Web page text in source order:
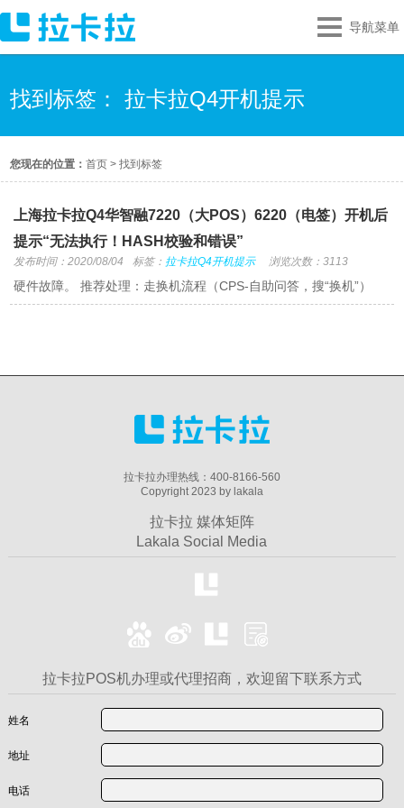
导航菜单
找到标签： 拉卡拉Q4开机提示
您现在的位置：首页 >找到标签
上海拉卡拉Q4华智融7220（大POS）6220（电签）开机后
提示“无法执行！HASH校验和错误”
发布时间：2020/08/04 标签： 拉卡拉Q4开机提示 浏览次数：3113
硬件故障。 推荐处理：走换机流程（CPS-自助问答，搜“换机”）
拉卡拉办理热线：400-8166-560
Copyright 2023 by lakala
拉卡拉 媒体矩阵
Lakala Social Media
拉卡拉POS机办理或代理招商，欢迎留下联系方式
姓名
地址
电话